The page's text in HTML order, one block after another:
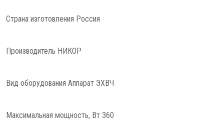
Страна изготовления Россия
Производитель НИКОР
Вид оборудования Аппарат ЭХВЧ
Максимальная мощность, Вт 360